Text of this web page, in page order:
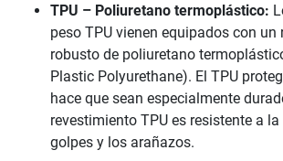
TPU – Poliuretano termoplástico:
peso TPU vienen equipados con un
robusto de poliuretano
Plastic Polyurethane). El TPU
hace que sean especialmente
revestimiento TPU es resistente a
golpes y los arañazos.